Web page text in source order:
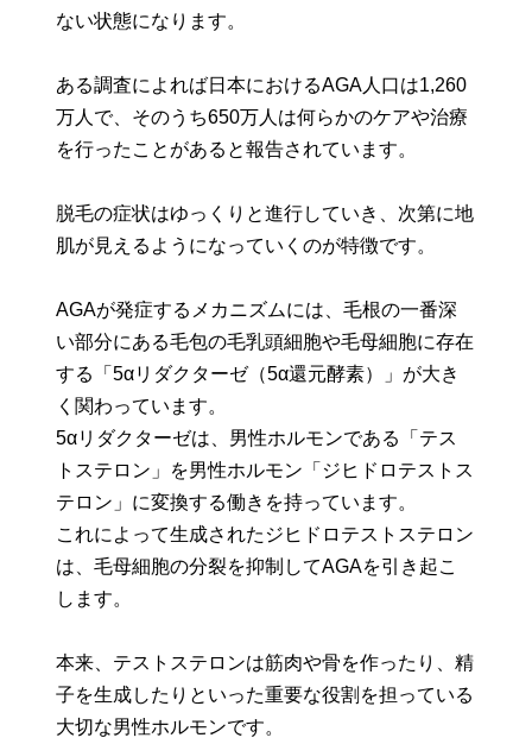
ない状態になります。
ある調査によれば日本におけるAGA人口は1,260
万人で、そのうち650万人は何らかのケアや治療
を行ったことがあると報告されています。
脱毛の症状はゆっくりと進行していき、次第に地
肌が見えるようになっていくのが特徴です。
AGAが発症するメカニズムには、毛根の一番深
い部分にある毛包の毛乳頭細胞や毛母細胞に存在
する「5αリダクターゼ（5α還元酵素）」が大き
く関わっています。
5αリダクターゼは、男性ホルモンである「テス
トステロン」を男性ホルモン「ジヒドロテストス
テロン」に変換する働きを持っています。
これによって生成されたジヒドロテストステロン
は、毛母細胞の分裂を抑制してAGAを引き起こ
します。
本来、テストステロンは筋肉や骨を作ったり、精
子を生成したりといった重要な役割を担っている
大切な男性ホルモンです。